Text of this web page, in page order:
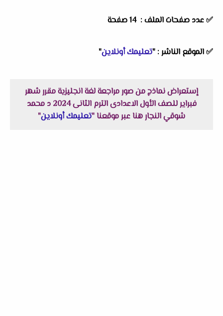
✅ عدد صفحات الملف : 14 صفحة
✅ الموقع الناشر : "تعليمك أونلاين"
إستعراض نماذج من صور مراجعة لغة انجليزية مقرر شهر
فبراير للصف الأول الاعدادى الترم الثانى 2024 د محمد
شوقي النجار هنا عبر موقعنا "تعليمك أونلاين"